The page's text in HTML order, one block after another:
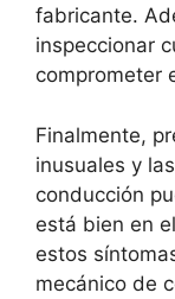
fabricante.
inspeccionar
comprometer
Finalmente,
inusuales y
conducción
está bien en
estos
mecánico de